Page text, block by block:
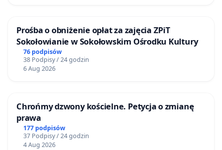
Prośba o obniżenie opłat za zajęcia ZPiT
Sokołowianie w Sokołowskim Ośrodku Kultury
76 podpisów
38 Podpisy / 24 godzin
6 Aug 2026
Chrońmy dzwony kościelne. Petycja o zmianę
prawa
177 podpisów
37 Podpisy / 24 godzin
4 Aug 2026